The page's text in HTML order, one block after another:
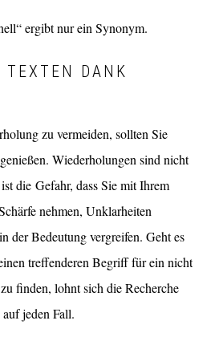
ergibt nur ein Synonym.
TEXTEN DANK
zu vermeiden, sollten Sie
Wiederholungen sind nicht
die Gefahr, dass Sie mit Ihrem
nehmen, Unklarheiten
der Bedeutung vergreifen. Geht es
treffenderen Begriff für ein nicht
finden, lohnt sich die Recherche
jeden Fall.